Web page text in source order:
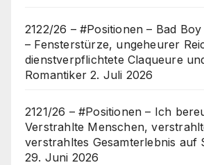
2122/26 – #Positionen – Bad
– Fensterstürze, ungeheurer
dienstverpflichtete Claqueure
Romantiker 2. Juli 2026
2121/26 – #Positionen – Ich
Verstrahlte Menschen,
verstrahltes Gesamterlebnis auf
29. Juni 2026